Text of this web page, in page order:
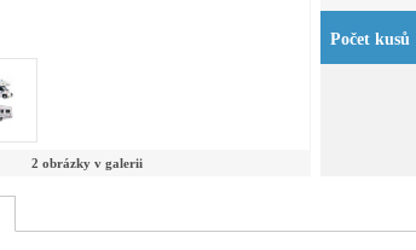
2 obrázky v galerii
Počet kusů